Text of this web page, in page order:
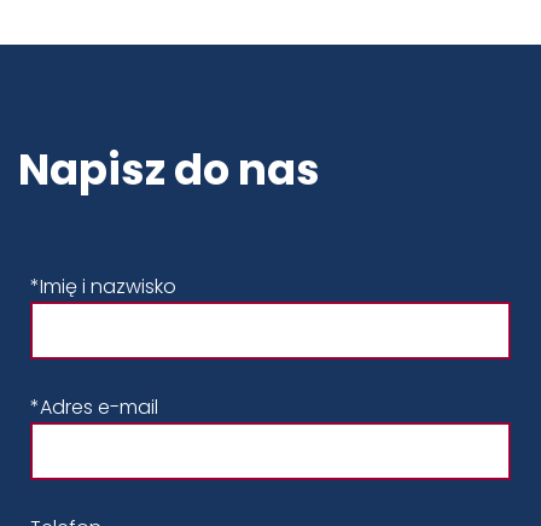
Napisz do nas
*Imię i nazwisko
*Adres e-mail